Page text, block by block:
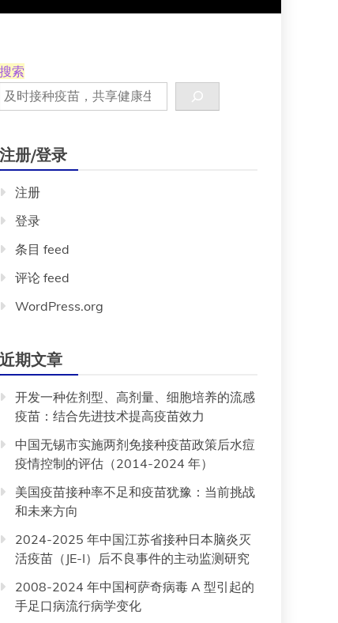
搜索
注册/登录
注册
登录
条目 feed
评论 feed
WordPress.org
近期文章
开发一种佐剂型、高剂量、细胞培养的流感
疫苗：结合先进技术提高疫苗效力
中国无锡市实施两剂免接种疫苗政策后水痘
疫情控制的评估（2014-2024 年）
美国疫苗接种率不足和疫苗犹豫：当前挑战
和未来方向
2024-2025 年中国江苏省接种日本脑炎灭
活疫苗（JE-I）后不良事件的主动监测研究
2008-2024 年中国柯萨奇病毒 A 型引起的
手足口病流行病学变化